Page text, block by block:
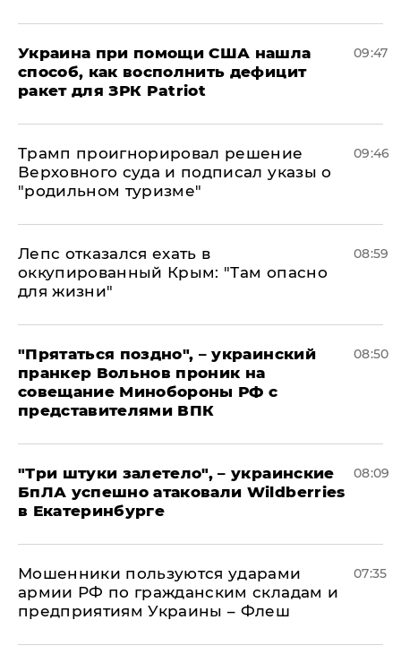
Украина при помощи США нашла
способ, как восполнить дефицит
ракет для ЗРК Patriot
09:47
Трамп проигнорировал решение
Верховного суда и подписал указы о
"родильном туризме"
09:46
Лепс отказался ехать в
оккупированный Крым: "Там опасно
для жизни"
08:59
"Прятаться поздно", – украинский
пранкер Вольнов проник на
совещание Минобороны РФ с
представителями ВПК
08:50
"Три штуки залетело", – украинские
БпЛА успешно атаковали Wildberries
в Екатеринбурге
08:09
Мошенники пользуются ударами
армии РФ по гражданским складам и
предприятиям Украины – Флеш
07:35